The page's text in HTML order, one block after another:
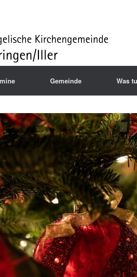
Gemeinde Was